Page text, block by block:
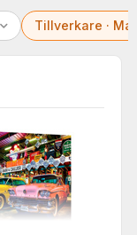
Tillverkare ·